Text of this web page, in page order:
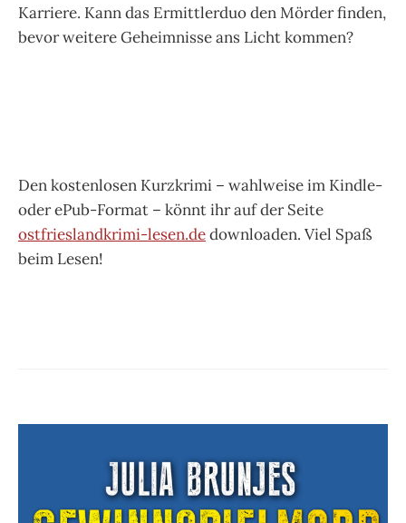
Karriere. Kann das Ermittlerduo den Mörder finden,
bevor weitere Geheimnisse ans Licht kommen?
Den kostenlosen Kurzkrimi – wahlweise im Kindle-
oder ePub-Format – könnt ihr auf der Seite
ostfrieslandkrimi-lesen.dedownloaden. Viel Spaß
beim Lesen!